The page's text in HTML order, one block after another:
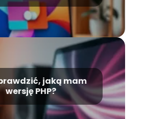
jaką mam
wersję PHP?